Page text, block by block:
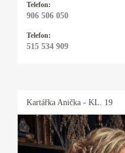
Telefon:
906 506 050
Telefon:
515 534 909
Kartářka Anička - KL. 19